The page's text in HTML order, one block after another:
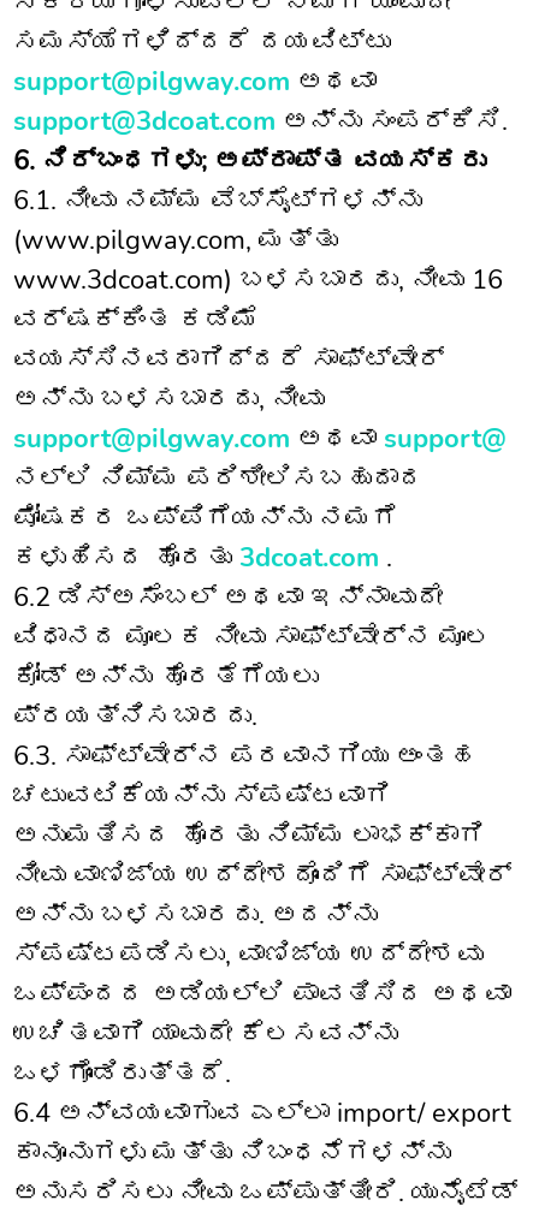
ಸಮಸ್ಯೆಗಳಿದ್ದರೆ ದಯವಿಟ್ಟು
support@pilgway.com ಅಥವಾ
support@3dcoat.com ಅನ್ನು ಸಂಪರ್ಕಿಸಿ.
6. ನಿರ್ಬಂಧಗಳು; ಅಪ್ರಾಪ್ತ ವಯಸ್ಕರು
6.1. ನೀವು ನಮ್ಮ ವೆಬ್‌ಸೈಟ್‌ಗಳನ್ನು
(www.pilgway.com, ಮತ್ತು
www.3dcoat.com) ಬಳಸಬಾರದು, ನೀವು 16
ವರ್ಷಕ್ಕಿಂತ ಕಡಿಮೆ
ವಯಸ್ಸಿನವರಾಗಿದ್ದರೆ ಸಾಫ್ಟ್‌ವೇರ್
ಅನ್ನು ಬಳಸಬಾರದು, ನೀವು
support@pilgway.com ಅಥವಾ support@
ನಲ್ಲಿ ನಿಮ್ಮ ಪರಿಶೀಲಿಸಬಹುದಾದ
ಪೋಷಕರ ಒಪ್ಪಿಗೆಯನ್ನು ನಮಗೆ
ಕಳುಹಿಸದ ಹೊರತು 3dcoat.com .
6.2 ಡಿಸ್ಅಸೆಂಬಲ್ ಅಥವಾ ಇನ್ನಾವುದೇ
ವಿಧಾನದ ಮೂಲಕ ನೀವು ಸಾಫ್ಟ್‌ವೇರ್‌ನ ಮೂಲ
ಕೋಡ್ ಅನ್ನು ಹೊರತೆಗೆಯಲು
ಪ್ರಯತ್ನಿಸಬಾರದು.
6.3. ಸಾಫ್ಟ್‌ವೇರ್‌ನ ಪರವಾನಗಿಯು ಅಂತಹ
ಚಟುವಟಿಕೆಯನ್ನು ಸ್ಪಷ್ಟವಾಗಿ
ಅನುಮತಿಸದ ಹೊರತು ನಿಮ್ಮ ಲಾಭಕ್ಕಾಗಿ
ನೀವು ವಾಣಿಜ್ಯ ಉದ್ದೇಶದೊಂದಿಗೆ ಸಾಫ್ಟ್‌ವೇರ್
ಅನ್ನು ಬಳಸಬಾರದು. ಅದನ್ನು
ಸ್ಪಷ್ಟಪಡಿಸಲು, ವಾಣಿಜ್ಯ ಉದ್ದೇಶವು
ಒಪ್ಪಂದದ ಅಡಿಯಲ್ಲಿ ಪಾವತಿಸಿದ ಅಥವಾ
ಉಚಿತವಾಗಿ ಯಾವುದೇ ಕೆಲಸವನ್ನು
ಒಳಗೊಂಡಿರುತ್ತದೆ.
6.4 ಅನ್ವಯವಾಗುವ ಎಲ್ಲಾ import/ export
ಕಾನೂನುಗಳು ಮತ್ತು ನಿಬಂಧನೆಗಳನ್ನು
ಅನುಸರಿಸಲು ನೀವು ಒಪ್ಪುತ್ತೀರಿ. ಯುನೈಟೆಡ್